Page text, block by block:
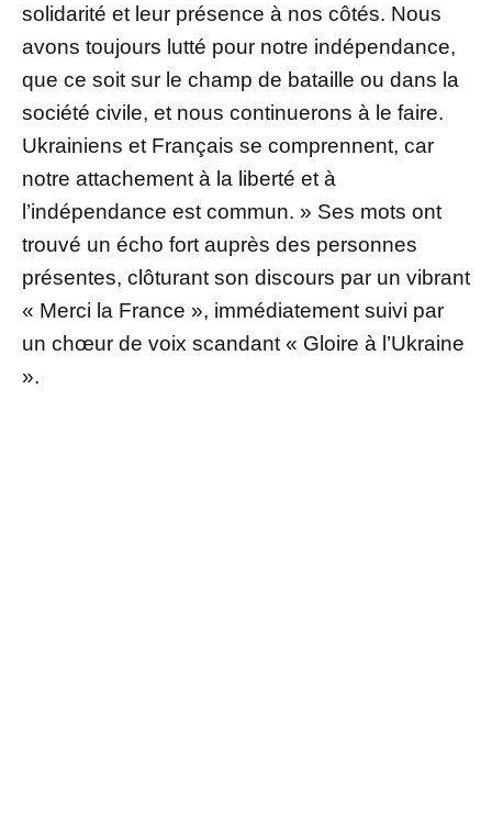
solidarité et leur présence à nos côtés. Nous
avons toujours lutté pour notre indépendance,
que ce soit sur le champ de bataille ou dans la
société civile, et nous continuerons à le faire.
Ukrainiens et Français se comprennent, car
notre attachement à la liberté et à
l’indépendance est commun. » Ses mots ont
trouvé un écho fort auprès des personnes
présentes, clôturant son discours par un vibrant
« Merci la France », immédiatement suivi par
un chœur de voix scandant « Gloire à l’Ukraine
».